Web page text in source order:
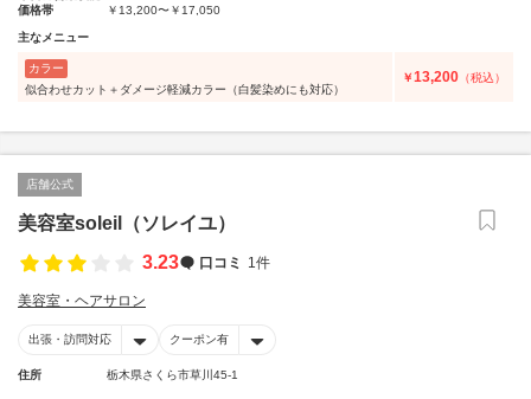
価格帯
￥13,200〜￥17,050
主なメニュー
カラー
似合わせカット＋ダメージ軽減カラー（白髪染めにも対応）
￥13,200 （税込）
店舗公式
美容室soleil（ソレイユ）
3.23
口コミ 1件
美容室・ヘアサロン
出張・訪問対応 クーポン有
住所 栃木県さくら市草川45-1